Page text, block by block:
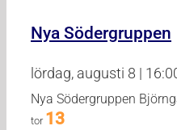
Nya Södergruppen
lördag, augusti 8 |
Nya Södergruppen
tor 13